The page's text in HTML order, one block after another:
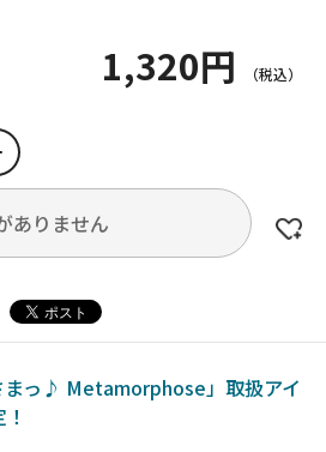
1,320円
ありません
まっ♪ Metamorphose」取扱アイ